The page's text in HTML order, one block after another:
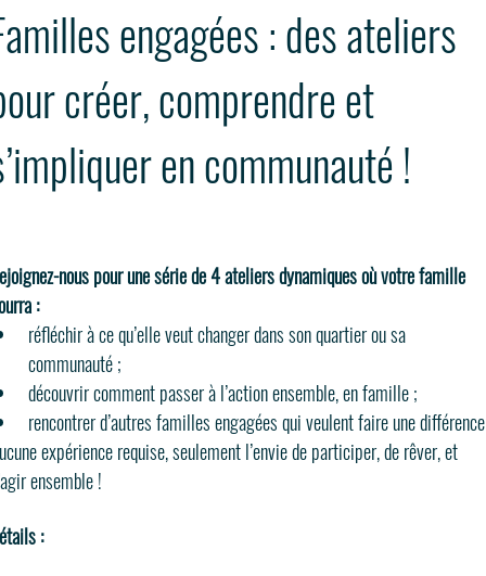
engagées : des ateliers
créer, comprendre et
en communauté !
nous pour une série de 4 ateliers dynamiques où votre famille
:
réfléchir à ce qu’elle veut changer dans son quartier ou sa
communauté ;
découvrir comment passer à l’action ensemble, en famille ;
rencontrer d’autres familles engagées qui veulent faire une
expérience requise, seulement l’envie de participer, de rêver, et
ensemble !
: